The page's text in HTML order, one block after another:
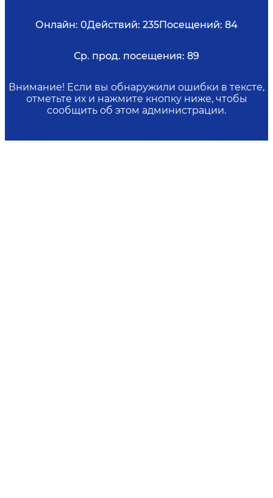
Онлайн: 0Действий: 235Посещений: 84
Ср. прод. посещения: 89
Внимание! Если вы обнаружили ошибки в тексте,
отметьте их и нажмите кнопку ниже, чтобы
сообщить об этом администрации.